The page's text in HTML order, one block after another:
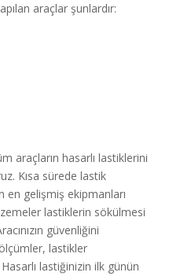
araçlar şunlardır:
araçların hasarlı lastiklerini
Kısa sürede lastik
en gelişmiş ekipmanları
lastiklerin sökülmesi
güvenliğini
lastikler
lastiğinizin ilk günün